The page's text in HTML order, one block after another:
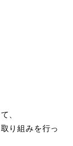
、
り組みを行っ